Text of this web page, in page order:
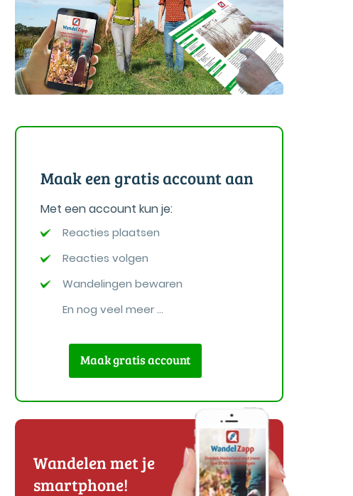
Maak een gratis account aan
Met een account kun je:
Reacties plaatsen
Reacties volgen
Wandelingen bewaren
En nog veel meer ...
Maak gratis account
Wandelen met je
smartphone!